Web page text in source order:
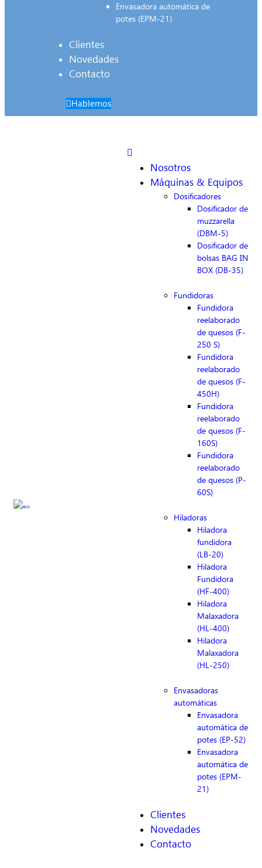
Envasadora automática de
potes (EPM-21)
Clientes
Novedades
Contacto
Hablemos
Nosotros
Máquinas & Equipos
Dosificadores
Dosificador de
muzzarella
(DBM-5)
Dosificador de
bolsas BAG IN
BOX (DB-35)
Fundidoras
Fundidora
reelaborado
de quesos (F-
250 S)
Fundidora
reelaborado
de quesos (F-
450H)
Fundidora
reelaborado
de quesos (F-
160S)
Fundidora
reelaborado
de quesos (P-
60S)
Hiladoras
Hiladora
fundidora
(LB-20)
Hiladora
Fundidora
(HF-400)
Hiladora
Malaxadora
(HL-400)
Hiladora
Malaxadora
(HL-250)
Envasadoras
automáticas
Envasadora
automática de
potes (EP-52)
Envasadora
automática de
potes (EPM-
21)
Clientes
Novedades
Contacto